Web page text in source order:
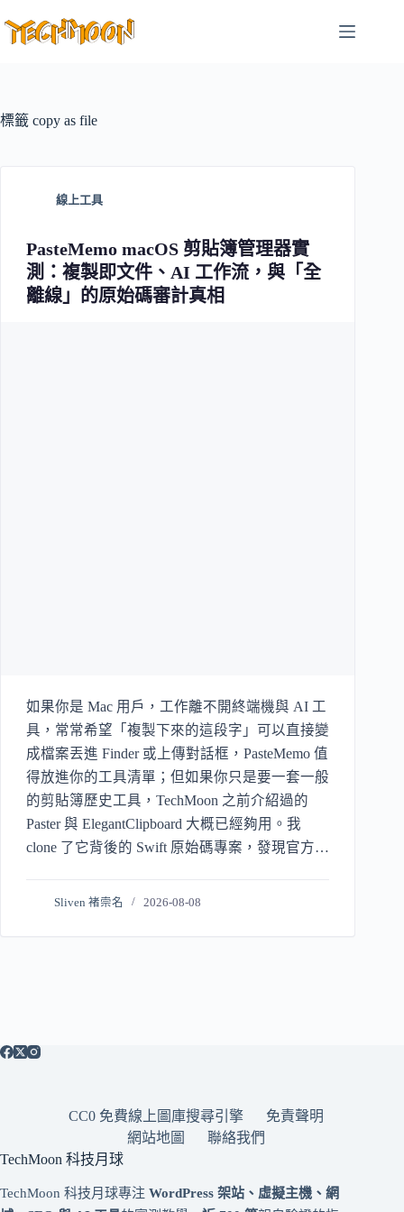
至
容
標籤 copy as file
線上工具
PasteMemo macOS 剪貼簿管理器實
測：複製即文件、AI 工作流，與「全
離線」的原始碼審計真相
如果你是 Mac 用戶，工作離不開終端機與 AI 工
具，常常希望「複製下來的這段字」可以直接變
成檔案丟進 Finder 或上傳對話框，PasteMemo 值
得放進你的工具清單；但如果你只是要一套一般
的剪貼簿歷史工具，TechMoon 之前介紹過的
Paster 與 ElegantClipboard 大概已經夠用。我
clone 了它背後的 Swift 原始碼專案，發現官方網
Sliven 褚崇名 2026-08-08
CC0 免費線上圖庫搜尋引擎
免責聲明
網站地圖
聯絡我們
TechMoon 科技月球
TechMoon 科技月球專注 WordPress 架站、虛擬主機、網